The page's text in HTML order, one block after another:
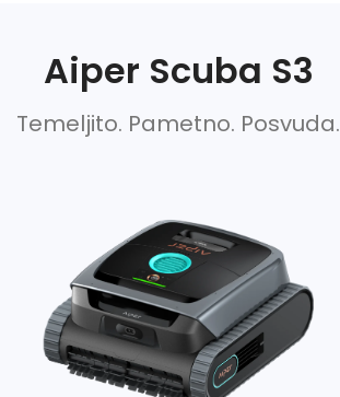
Aiper Scuba S3
Temeljito. Pametno. Posvuda.